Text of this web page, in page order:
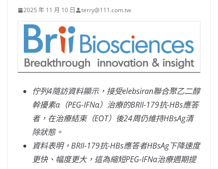
2025 年 11 月 10 日 terry@111.com.tw
佇列4隨訪資料顯示，接受elebsiran聯合聚乙二醇
幹擾素α （PEG-IFNα）治療的BRII-179抗-HBs應答
者，在治療結束（EOT）後24周仍維持HBsAg清
除狀態。
資料表明， BRII-179抗-HBs應答者HBsAg下降速度
更快、幅度更大，這為縮短PEG-IFNα治療週期提